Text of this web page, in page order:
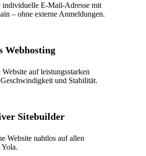
individuelle E-Mail-Adresse mit
– ohne externe Anmeldungen.
Webhosting
auf leistungsstarken
und Stabilität.
Sitebuilder
Website nahtlos auf allen